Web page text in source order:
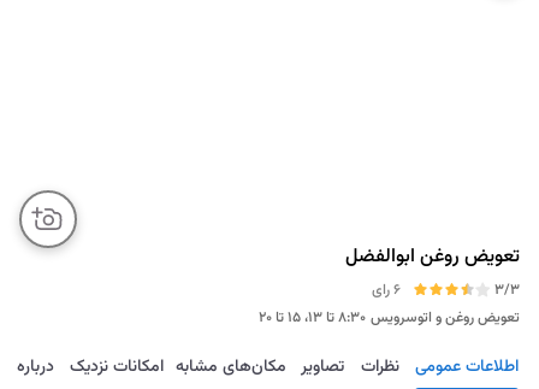
تعویض روغن ابوالفضل
3/3
6 رای
تعویض روغن و اتوسرویس ۸:۳۰ تا ۱۳، ۱۵ تا ۲۰
مسیریابی ذخیره ارسال تماس اطلاعات عمومی نظرات تصاویر مکان‌های مشابه امکانات نزدیک درباره